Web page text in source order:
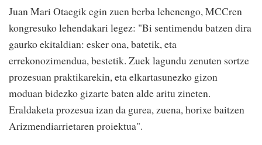
Juan Mari Otaegik egin zuen berba lehenengo, MCCren
kongresuko lehendakari legez: "Bi sentimendu batzen dira
gaurko ekitaldian: esker ona, batetik, eta
errekonozimendua, bestetik. Zuek lagundu zenuten sortze
prozesuan praktikarekin, eta elkartasunezko gizon
moduan bidezko gizarte baten alde aritu zineten.
Eraldaketa prozesua izan da gurea, zuena, horixe baitzen
Arizmendiarrietaren proiektua".